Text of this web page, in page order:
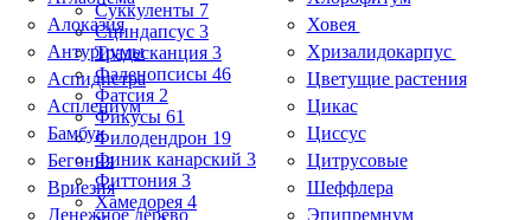
Алоказия
Антуриумы
Аспидистра
Асплениум
Бамбук
Бегония
Вриезия
Денежное дерево
Ховея
Хризалидокарпус
Цветущие растения
Цикас
Циссус
Цитрусовые
Шеффлера
Эпипремнум
Суккуленты 7
Сциндапсус 3
Традесканция 3
Фаленопсисы 46
Фатсия 2
Фикусы 61
Филодендрон 19
Финик канарский 3
Фиттония 3
Хамедорея 4